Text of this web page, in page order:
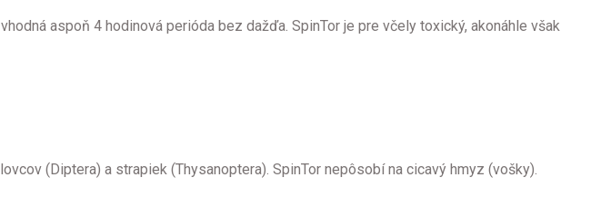
aspoň 4 hodinová perióda bez dažďa. SpinTor je pre včely toxický, akonáhle však
(Diptera) a strapiek (Thysanoptera). SpinTor nepôsobí na cicavý hmyz (vošky).